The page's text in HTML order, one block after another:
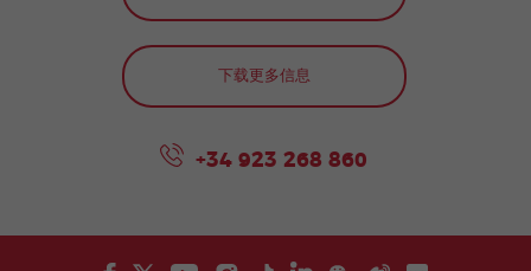
下载更多信息
+34 923 268 860